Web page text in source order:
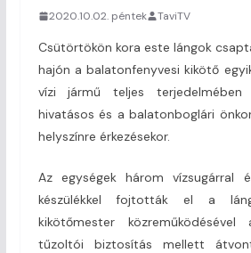
2020.10.02. péntek TaviTV
Csütörtökön kora este lángok
hajón a balatonfenyvesi kikötő
vízi jármű teljes
hivatásos és a balatonboglári
helyszínre érkezésekor.
Az egységek három vízsugárral
készülékkel fojtották el a
kikötőmester
tűzoltói biztosítás mellett